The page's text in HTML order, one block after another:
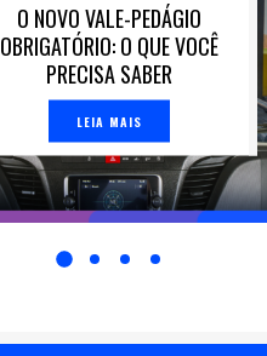
O NOVO VALE-PEDÁGIO
OBRIGATÓRIO: O QUE VOCÊ
PRECISA SABER
LEIA MAIS